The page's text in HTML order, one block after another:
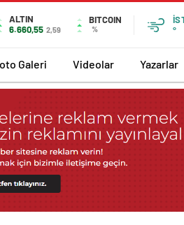
ALTIN
6.660,55 2,59
BITCOIN
%
°
Galeri Videolar Yazarlar